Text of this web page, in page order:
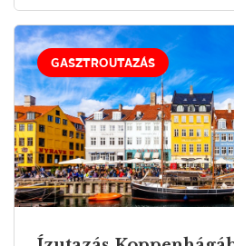
GASZTROUTAZÁS